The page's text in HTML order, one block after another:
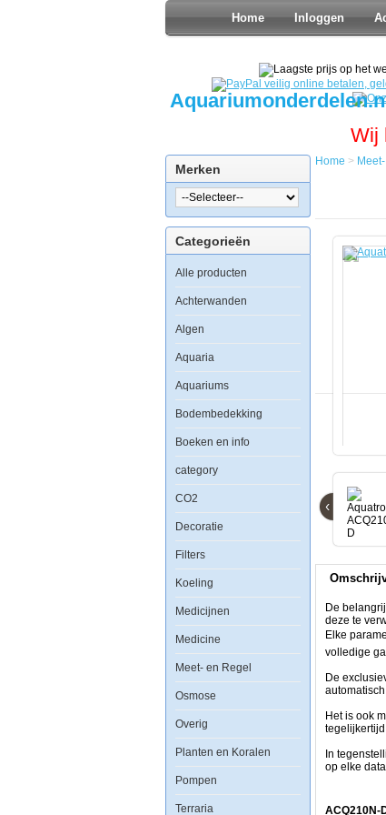
Home Inloggen
Wij
Merken
Categorieën
Alle producten
Achterwanden
Algen
Aquaria
Aquariums
Bodembedekking
Boeken en info
category
CO2
Decoratie
Filters
Koeling
Medicijnen
Medicine
Meet- en Regel
Osmose
Overig
Planten en Koralen
Pompen
Terraria
Regel
Zout
belangrijkste
functie
van
Aquatronica
gegevens
lezen
de
sondes
en
elektroden
en
deze
verwerken
en
doorsturen
regeleenheid.
Home >
‹
De
deze te
Elke
volledige
De
Het is ook
In
op elke
ACQ210N-